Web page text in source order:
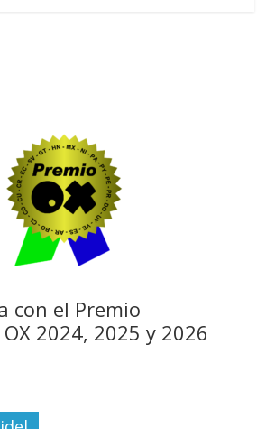
con el Premio
2024, 2025 y 2026